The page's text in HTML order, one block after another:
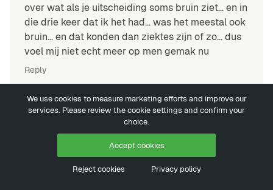
over wat als je uitscheiding soms bruin ziet… en in
die drie keer dat ik het had… was het meestal ook
bruin… en dat konden dan ziektes zijn of zo… dus
voel mij niet echt meer op men gemak nu
Reply
helene 28 mei 2016
Het uitblijven van je menstruatie wanneer je
deze nog niet zo lang hebt, is normaal. In het
begin is die nooit regelmatig en dat kan even
duren voor je je maandstonden regelmatig zal
hebben. Maak je ook geen zorgen over de
We use cookies to measure marketing efforts and improve our
services. Please review the cookie settings and confirm your
choice.
Accept cookies
Reject cookies Privacy policy